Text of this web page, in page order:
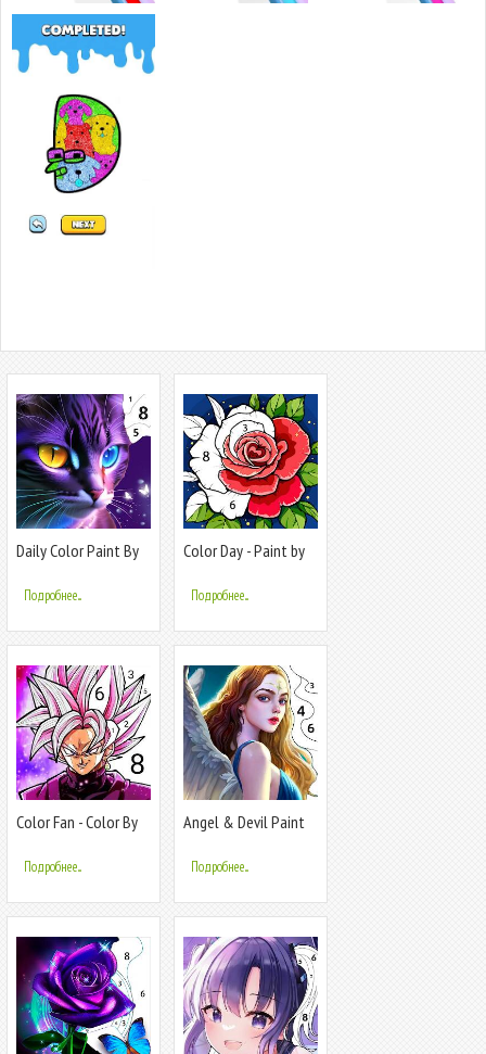
Daily Color Paint By
Подробнее...
Color Day - Paint by
Подробнее...
Color Fan - Color By
Подробнее...
Angel & Devil Paint
Подробнее...